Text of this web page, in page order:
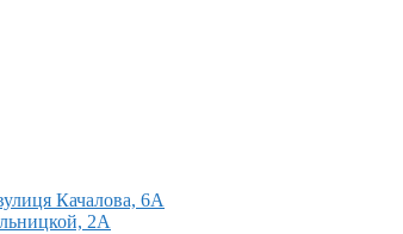
Качалова, 6А
2А